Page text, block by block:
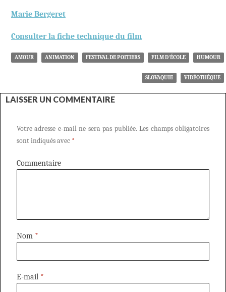
Marie Bergeret
Consulter la fiche technique du film
AMOUR ANIMATION FESTIVAL DE POITIERS FILM D'ÉCOLE HUMOUR
SLOVAQUIE VIDÉOTHÈQUE
LAISSER UN COMMENTAIRE
Votre adresse e-mail ne sera pas publiée. Les champs obligatoires
sont indiqués avec *
Commentaire
Nom *
E-mail *